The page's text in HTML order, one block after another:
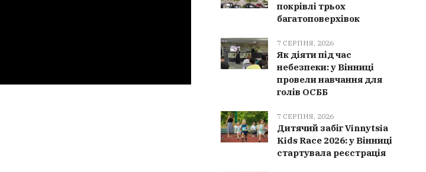
покрівлі трьох
багатоповерхівок
7 СЕРПНЯ, 2026
Як діяти під час
небезпеки: у Вінниці
провели навчання для
голів ОСББ
7 СЕРПНЯ, 2026
Дитячий забіг Vinnytsia
Kids Race 2026: у Вінниці
стартувала реєстрація